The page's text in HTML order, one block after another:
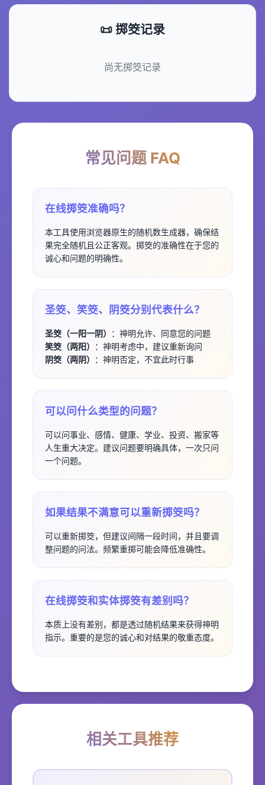
📜 掷筊记录
尚无掷筊记录
常见问题 FAQ
在线掷筊准确吗？
本工具使用浏览器原生的随机数生成器，确保结
果完全随机且公正客观。掷筊的准确性在于您的
诚心和问题的明确性。
圣筊、笑筊、阴筊分别代表什么？
圣筊（一阳一阴）
：神明允许、同意您的问题
笑筊（两阳）
：神明考虑中，建议重新询问
阴筊（两阴）
：神明否定，不宜此时行事
可以问什么类型的问题？
可以问事业、感情、健康、学业、投资、搬家等
人生重大决定。建议问题要明确具体，一次只问
一个问题。
如果结果不满意可以重新掷筊吗？
可以重新掷筊，但建议间隔一段时间，并且要调
整问题的问法。频繁重掷可能会降低准确性。
在线掷筊和实体掷筊有差别吗？
本质上没有差别，都是透过随机结果来获得神明
指示。重要的是您的诚心和对结果的敬重态度。
相关工具推荐